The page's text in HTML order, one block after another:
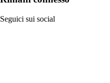
Seguici sui social